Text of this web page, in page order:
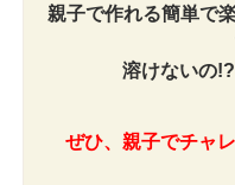
親子で作れる簡単で
溶けないの
ぜひ、親子でチャ